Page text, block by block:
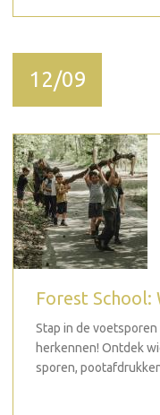
12/09
Forest School:
Stap in de
herkennen! Ontdek
sporen,